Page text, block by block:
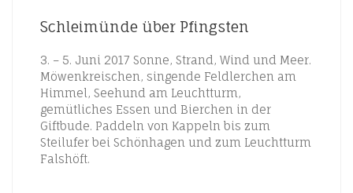
Schleimünde über Pfingsten
3. – 5. Juni 2017 Sonne, Strand, Wind und Meer.
Möwenkreischen, singende Feldlerchen am
Himmel, Seehund am Leuchtturm,
gemütliches Essen und Bierchen in der
Giftbude. Paddeln von Kappeln bis zum
Steilufer bei Schönhagen und zum Leuchtturm
Falshöft.